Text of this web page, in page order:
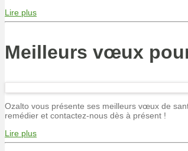
Lire plus
Meilleurs vœux
Ozalto vous présente ses meilleurs vœux de
remédier et contactez-nous dès à présent !
Lire plus